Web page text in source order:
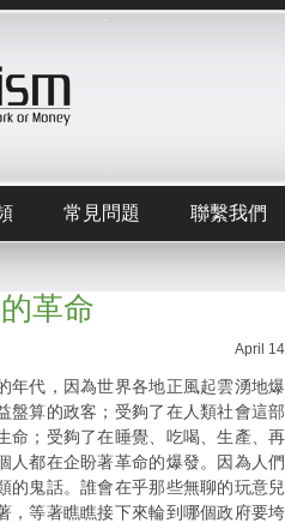
常見問題 聯繫我們
革命
April
代，因為世界各地正風起雲湧地爆
盤算的政客；受夠了在人類社會這
命；受夠了在睡覺、吃喝、生產、
人都在企盼著革命的爆發。因為人
的鬼話。誰會在乎那些無聊的玩意
，等著瞧瞧接下來輪到哪個政府要